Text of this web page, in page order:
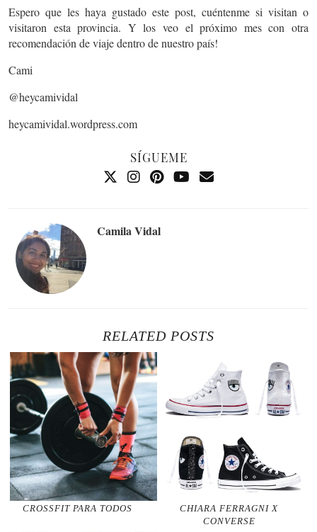
Espero que les haya gustado este post, cuéntenme si visitan o
visitaron esta provincia. Y los veo el próximo mes con otra
recomendación de viaje dentro de nuestro país!
Cami
@heycamividal
heycamividal.wordpress.com
SÍGUEME
Camila Vidal
RELATED POSTS
CROSSFIT PARA TODOS
CHIARA FERRAGNI X
CONVERSE